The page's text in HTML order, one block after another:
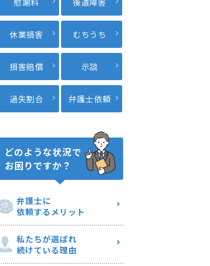
休業損害 むちうち
損害賠償 示談
過失割合 弁護士依頼
どのような状況で
お困りですか？
弁護士に
依頼するメリット
私たちが選ばれ
続けている理由